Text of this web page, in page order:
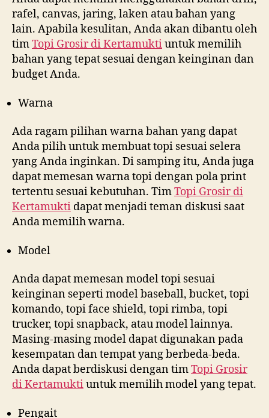
rafel, canvas, jaring, laken atau bahan yang
lain. Apabila kesulitan, Anda akan dibantu oleh
timTopi Grosir diKertamuktiuntuk memilih
bahan yang tepat sesuai dengan keinginan dan
budget Anda.
Warna
Ada ragam pilihan warna bahan yang dapat
Anda pilih untuk membuat topi sesuai selera
yang Anda inginkan. Di samping itu, Anda juga
dapat memesan warna topi dengan pola print
tertentu sesuai kebutuhan. TimTopi Grosir di
Kertamukti dapat menjadi teman diskusi saat
Anda memilih warna.
Model
Anda dapat memesan model topi sesuai
keinginan seperti model baseball, bucket, topi
komando, topi face shield, topi rimba, topi
trucker, topi snapback, atau model lainnya.
Masing-masing model dapat digunakan pada
kesempatan dan tempat yang berbeda-beda.
Anda dapat berdiskusi dengan timTopi Grosir
diKertamuktiuntuk memilih model yang tepat.
Pengait